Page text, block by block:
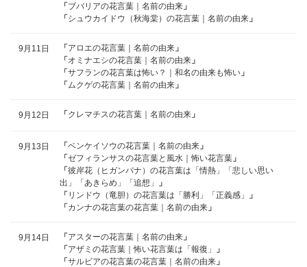
「 ブバリアの花言葉｜名前の由来 」
「 シュウカイドウ（秋海棠）の花言葉｜名前の由来 」
9月11日 「 アロエの花言葉｜名前の由来 」
「 オミナエシの花言葉｜名前の由来 」
「 サフランの花言葉は怖い？｜和名の由来も怖い 」
「 ムクゲの花言葉｜名前の由来 」
9月12日 「 クレマチスの花言葉｜名前の由来 」
9月13日 「 ベンケイソウの花言葉｜名前の由来 」
「 ゼフィランサスの花言葉と風水｜怖い花言葉 」
「 彼岸花（ヒガンバナ）の花言葉は「情熱」「悲しい思い
出」「あきらめ」「追想」
」
「 リンドウ（竜胆）の花言葉は「勝利」「正義感」
」
「 カンナの花言葉の花言葉｜名前の由来 」
9月14日 「 アスターの花言葉｜名前の由来 」
「 アザミの花言葉｜怖い花言葉は「報復」
」
「 サルビアの花言葉の花言葉｜名前の由来 」